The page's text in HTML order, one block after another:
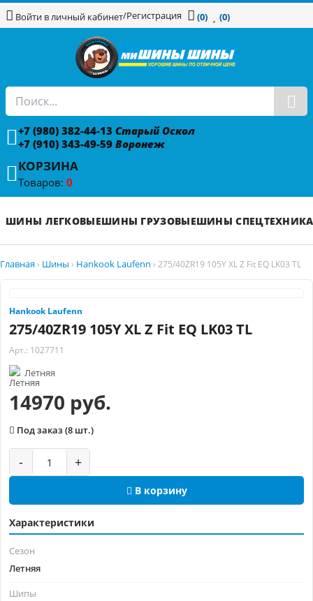
Войти в личный кабинет/Регистрация (0) (0)
+7 (980) 382-44-13 Старый Оскол
+7 (910) 343-49-59 Воронеж
КОРЗИНА
Товаров: 0
ШИНЫ ЛЕГКОВЫЕШИНЫ ГРУЗОВЫЕШИНЫ СПЕЦТЕХНИКА
Главная › Шины › Hankook Laufenn › 275/40ZR19 105Y XL Z Fit EQ LK03 TL
Hankook Laufenn
275/40ZR19 105Y XL Z Fit EQ LK03 TL
Арт.: 1027711
Летняя
14970 руб.
Под заказ (8 шт.)
- +
В корзину
Характеристики
Сезон
Летняя
Шипы